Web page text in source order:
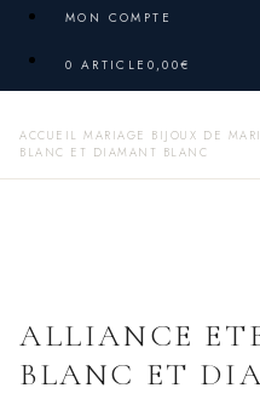
MON COMPTE
0 ARTICLE 0,00€
ACCUEIL MARIAGE BIJOUX DE
BLANC ET DIAMANT BLANC
ALLIANCE
BLANC ET